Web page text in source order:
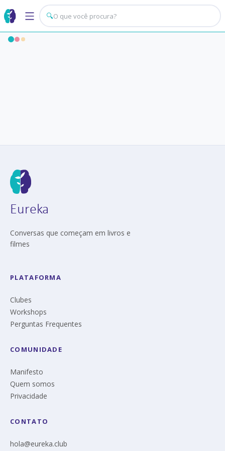
🔍
Eureka
Conversas que começam em livros e
filmes
PLATAFORMA
Clubes
Workshops
Perguntas Frequentes
COMUNIDADE
Manifesto
Quem somos
Privacidade
CONTATO
hola@eureka.club